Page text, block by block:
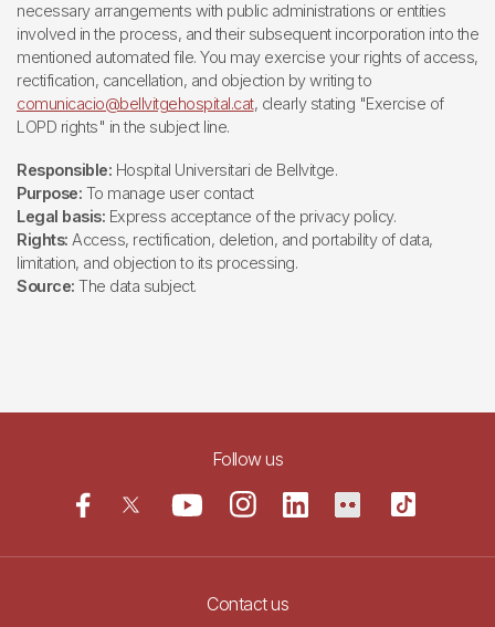
necessary arrangements with public administrations or entities
involved in the process, and their subsequent incorporation into the
mentioned automated file. You may exercise your rights of access,
rectification, cancellation, and objection by writing to
comunicacio@bellvitgehospital.cat, clearly stating "Exercise of
LOPD rights" in the subject line.
Responsible: Hospital Universitari de Bellvitge.
Purpose: To manage user contact
Legal basis: Express acceptance of the privacy policy.
Rights: Access, rectification, deletion, and portability of data,
limitation, and objection to its processing.
Source: The data subject.
Follow us
Contact us